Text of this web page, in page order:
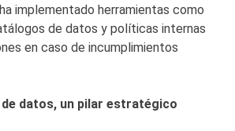
implementado herramientas como
de datos y políticas internas
en caso de incumplimientos
de datos, un pilar estratégico